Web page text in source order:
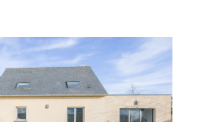
LE BIEN